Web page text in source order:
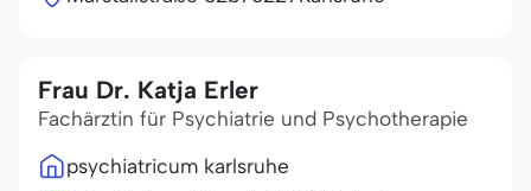
Frau Dr. Katja Erler
Fachärztin für Psychiatrie und Psychotherapie
psychiatricum karlsruhe